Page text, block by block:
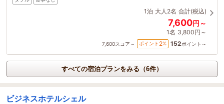
1泊 大人2名 合計(税込)
7,600円～
1名 3,800円～
7,600スコア～ ポイント 2% 152ポイント～
すべての宿泊プランをみる（6件）
ビジネスホテルシェル